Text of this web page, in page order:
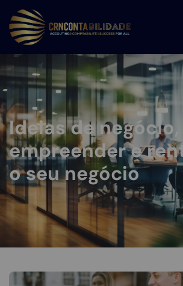
Ideias de negócio,
empreender e
o seu negócio